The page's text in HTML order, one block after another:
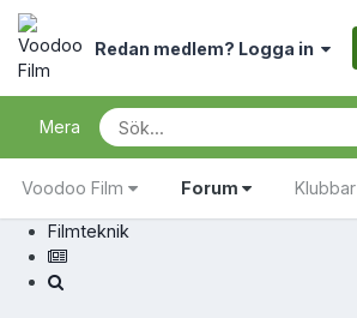
Redan medlem? Logga in
Mera
Voodoo Film Forum Klubbar
Filmteknik